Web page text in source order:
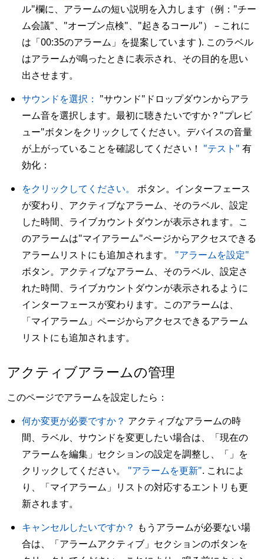
ル"欄に、アラームの短い説明を入力します（例："チー
ム会議"、"オーブン点検"、"起きるコール"） – これに
は「00:35のアラーム」を提案しています ). このラベル
はアラームが鳴ったときに表示され、その目的を思い
出させます。
サウンドを選択： "サウンド"ドロップダウンからアラ
ーム音を選択します。最初に聴きたいですか？"プレビ
ュー"ボタンをクリックしてください。デバイスの音量
が上がっていることを確認してください！ "テスト" 有
効化：
をクリックしてください。
ボタン。インターフェース
が変わり、アクティブなアラーム、そのラベル、設定
した時間、ライブカウントダウンが表示されます。こ
のアラームは"マイアラーム"ページからアクセスできる
アラームリストにも追加されます。 "アラームを設定"
ボタン。アクティブなアラーム、そのラベル、設定さ
れた時間、ライブカウントダウンが表示されるように
インターフェースが変わります。このアラームは、
「マイアラーム」ページからアクセスできるアラーム
リストにも追加されます。
アクティブアラームの管理
このページでアラームを設定したら：
何か変更が必要ですか？ アクティブなアラームの時
間、ラベル、サウンドを変更したい場合は、「現在の
アラームを編集」セクションの設定を調整し、「」を
クリックしてください。 "アラームを更新". これによ
り、「マイアラーム」リストの対応するエントリも更
新されます。
キャンセルしたいですか？ もうアラームが必要ない場
合は、「アラームアクティブ」セクションのボタンを